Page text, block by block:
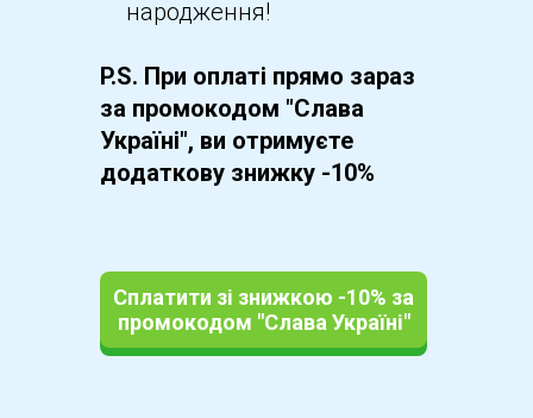
народження!
P.S. При оплаті прямо зараз
за промокодом "Слава
Україні", ви отримуєте
додаткову знижку -10%
Сплатити зі знижкою -10% за
промокодом "Слава Україні"